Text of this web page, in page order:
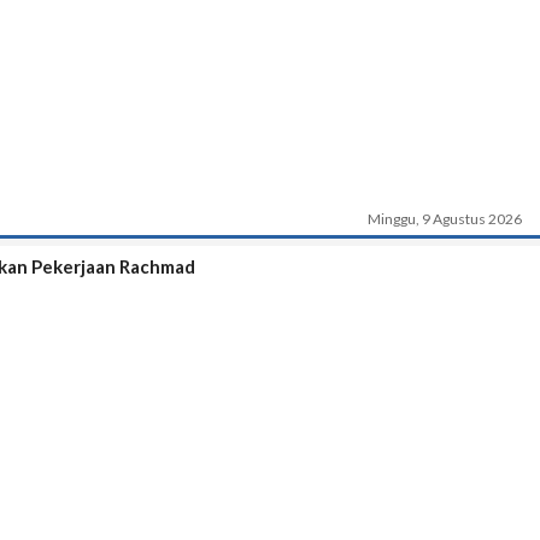
Minggu, 9 Agustus 2026
Pekerjaan Rachmad